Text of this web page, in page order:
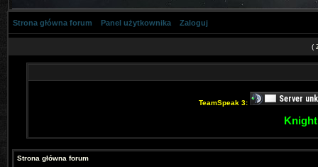
Strona główna forum Panel użytkownika Zaloguj
(
TeamSpeak 3:
Strona główna forum